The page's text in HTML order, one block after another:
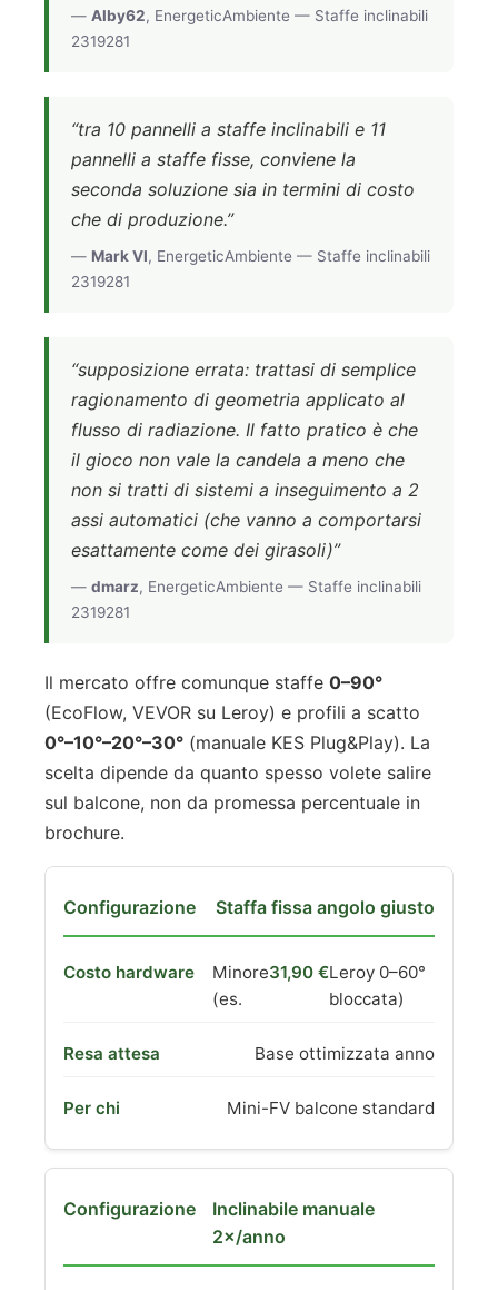
— Alby62, EnergeticAmbiente — Staffe inclinabili
2319281
“tra 10 pannelli a staffe inclinabili e 11
pannelli a staffe fisse, conviene la
seconda soluzione sia in termini di costo
che di produzione.”
— Mark VI, EnergeticAmbiente — Staffe inclinabili
2319281
“supposizione errata: trattasi di semplice
ragionamento di geometria applicato al
flusso di radiazione. Il fatto pratico è che
il gioco non vale la candela a meno che
non si tratti di sistemi a inseguimento a 2
assi automatici (che vanno a comportarsi
esattamente come dei girasoli)”
— dmarz, EnergeticAmbiente — Staffe inclinabili
2319281
Il mercato offre comunque staffe 0–90°
(EcoFlow, VEVOR su Leroy) e profili a scatto
0°–10°–20°–30° (manuale KES Plug&Play). La
scelta dipende da quanto spesso volete salire
sul balcone, non da promessa percentuale in
brochure.
Staffa fissa angolo giusto
Minore
(es.
31,90 €Leroy 0–60°
bloccata)
Base ottimizzata anno
Mini-FV balcone standard
Inclinabile manuale
2×/anno